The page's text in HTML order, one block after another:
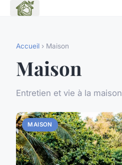
Accueil › Maison
Maison
Entretien et vie à la maison
MAISON